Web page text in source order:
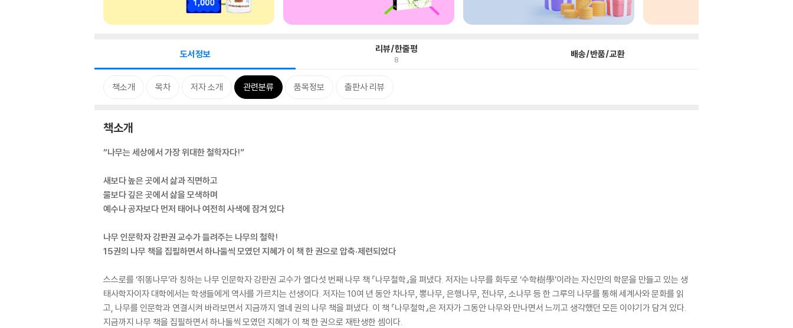
도서정보 리뷰/한줄평
8 배송/반품/교환
책소개 목차 저자 소개 관련분류 품목정보 출판사 리뷰
책소개
“나무는 세상에서 가장 위대한 철학자다!”
새보다 높은 곳에서 삶과 직면하고
물보다 깊은 곳에서 삶을 모색하며
예수나 공자보다 먼저 태어나 여전히 사색에 잠겨 있다
나무 인문학자 강판권 교수가 들려주는 나무의 철학!
15권의 나무 책을 집필하면서 하나둘씩 모였던 지혜가 이 책 한 권으로 압축·제련되었다
스스로를 ‘쥐똥나무’라 칭하는 나무 인문학자 강판권 교수가 열다섯 번째 나무 책 『나무철학』을 펴냈다. 저자는 나무를 화두로 ‘수학樹學’이라는 자신만의 학문을 만들고 있는 생
태사학자이자 대학에서는 학생들에게 역사를 가르치는 선생이다. 저자는 10여 년 동안 차나무, 뽕나무, 은행나무, 전나무, 소나무 등 한 그루의 나무를 통해 세계사와 문화를 읽
고, 나무를 인문학과 연결시켜 바라보면서 지금까지 열네 권의 나무 책을 펴냈다. 이 책 『나무철학』은 저자가 그동안 나무와 만나면서 느끼고 생각했던 모든 이야기가 담겨 있다.
지금까지 나무 책을 집필하면서 하나둘씩 모였던 지혜가 이 책 한 권으로 재탄생한 셈이다.